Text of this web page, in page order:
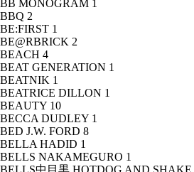
BB MONOGRAM 1
BBQ 2
BE:FIRST 1
BE@RBRICK 2
BEACH 4
BEAT GENERATION 1
BEATNIK 1
BEATRICE DILLON 1
BEAUTY 10
BECCA DUDLEY 1
BED J.W. FORD 8
BELLA HADID 1
BELLS NAKAMEGURO 1
BELLS中目黒 HOTDOG AND SHAKE